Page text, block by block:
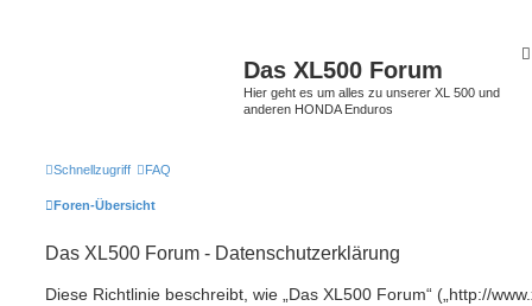
Das XL500 Forum
Hier geht es um alles zu unserer XL 500 und
anderen HONDA Enduros
Schnellzugriff FAQ
Foren-Übersicht
Das XL500 Forum - Datenschutzerklärung
Diese Richtlinie beschreibt, wie „Das XL500 Forum“ („http://